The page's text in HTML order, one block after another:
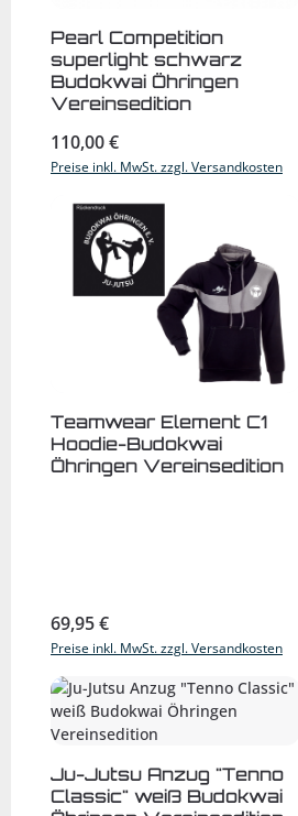
Pearl Competition
superlight schwarz
Budokwai Öhringen
Vereinsedition
Regulärer Preis:
110,00 €
Preise inkl. MwSt. zzgl. Versandkosten
Teamwear Element C1
Hoodie-Budokwai
Öhringen Vereinsedition
Regulärer Preis:
69,95 €
Preise inkl. MwSt. zzgl. Versandkosten
Ju-Jutsu Anzug "Tenno
Classic" weiß Budokwai